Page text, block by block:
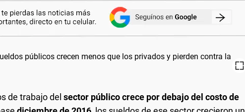
de trabajo del sector públicocrece por debajo del costo de